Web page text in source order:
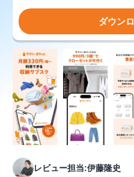
ダウン
レビュー担当:伊藤隆史